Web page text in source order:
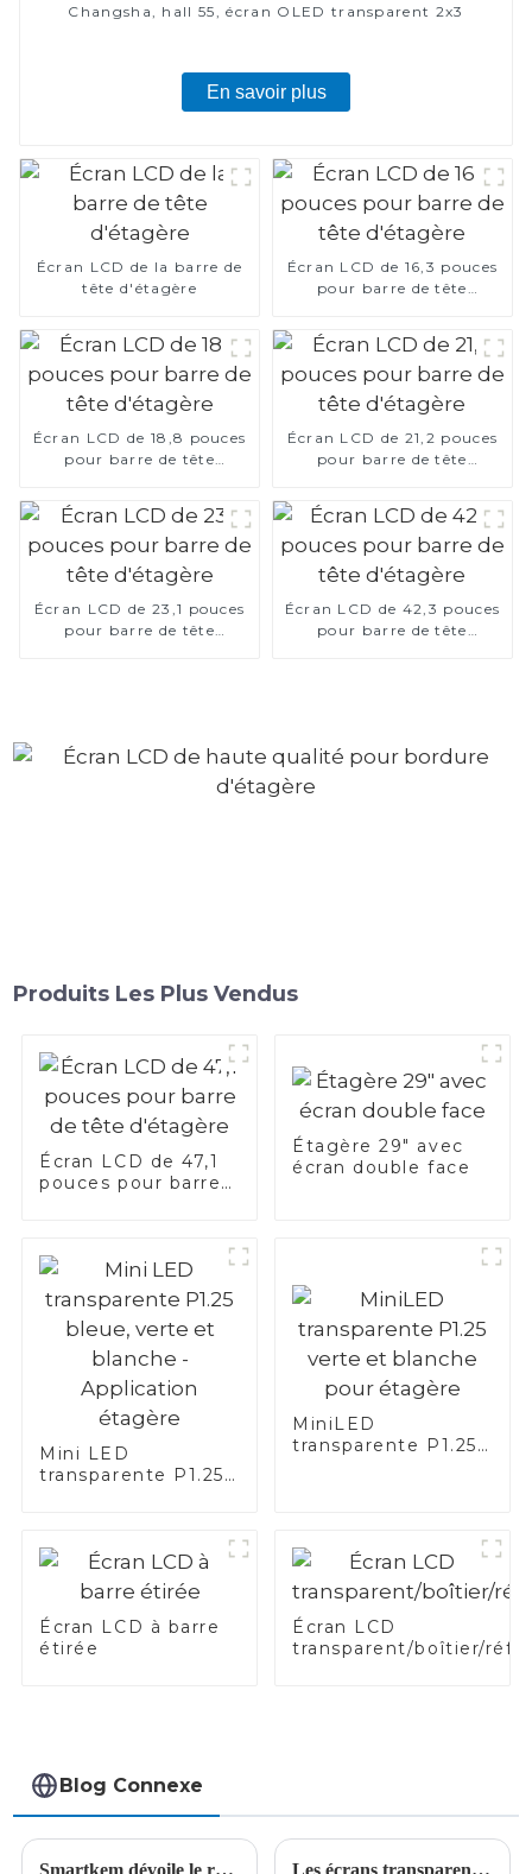
Changsha, hall 55, écran OLED transparent 2x3
En savoir plus
Écran LCD de la barre de
tête d'étagère
Écran LCD de 16,3 pouces
pour barre de tête
Écran LCD de 18,8 pouces
pour barre de tête
Écran LCD de 21,2 pouces
pour barre de tête
Écran LCD de 23,1 pouces
pour barre de tête
Écran LCD de 42,3 pouces
pour barre de tête
Produits Les Plus Vendus
Écran LCD de 47,1
pouces pour barre
Étagère 29" avec
écran double face
Mini LED
transparente P1.25
Application étagère
MiniLED
transparente P1.25
Écran LCD à barre
étirée
Écran LCD
transparent/boîtier/
Blog Connexe
Smartkem dévoile le rétroéclairage intelligent MicroLED : une avancée majeure pour les écrans LCD automobiles Les écrans transparents sont largement utilisés dans le secteur de la vente au détail